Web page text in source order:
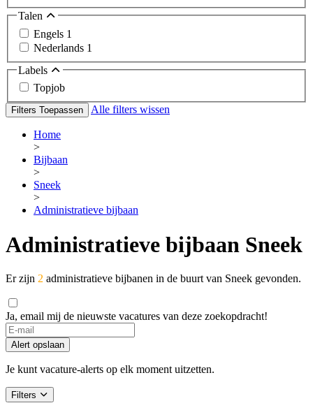
Talen
Engels 1
Nederlands 1
Labels
Topjob
Filters Toepassen Alle filters wissen
Home
>
Bijbaan
>
Sneek
>
Administratieve bijbaan
Administratieve bijbaan Sneek
Er zijn 2 administratieve bijbanen in de buurt van Sneek gevonden.
Ja, email mij de nieuwste vacatures van deze zoekopdracht!
If
you
are
a
ignore
this
Alert opslaan
Je kunt vacature-alerts op elk moment uitzetten.
Filters